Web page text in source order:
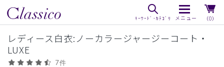
（0）
レディース白衣:ノーカラージャージーコート・
LUXE
7件